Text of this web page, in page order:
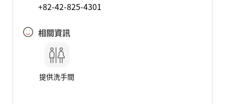
+82-42-825-4301
相關資訊
提供洗手間